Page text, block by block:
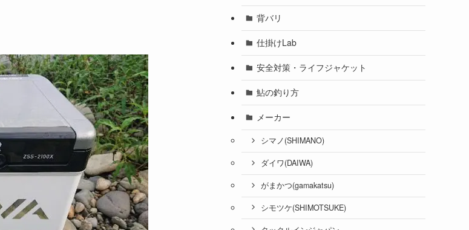
背バリ
仕掛けLab
安全対策・ライフジャケット
鮎の釣り方
メーカー
シマノ(SHIMANO)
ダイワ(DAIWA)
がまかつ(gamakatsu)
シモツケ(SHIMOTSUKE)